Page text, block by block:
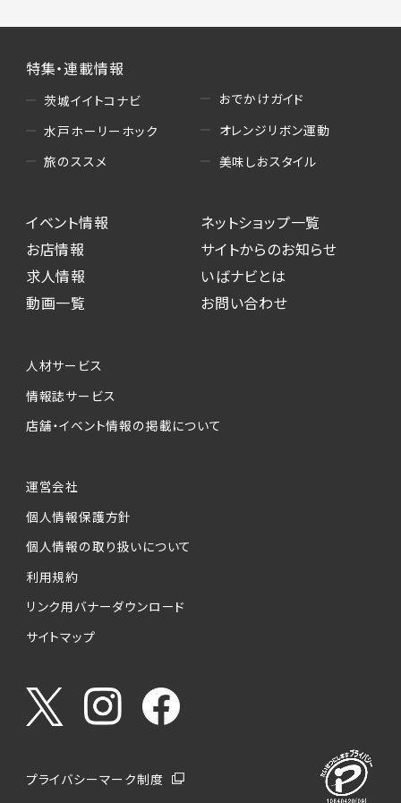
特集・連載情報
茨城イイトコナビ
水戸ホーリーホック
旅のススメ
おでかけガイド
オレンジリボン運動
美味しおスタイル
イベント情報
お店情報
求人情報
動画一覧
ネットショップ一覧
サイトからのお知らせ
いばナビとは
お問い合わせ
人材サービス
情報誌サービス
店舗・イベント情報の掲載について
運営会社
個人情報保護方針
個人情報の取り扱いについて
利用規約
リンク用バナーダウンロード
サイトマップ
プライバシーマーク制度